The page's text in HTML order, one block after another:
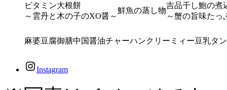
ビタミン大根餅
～雲丹と木の子のXO醤～
鮮魚の蒸し物
吉品干し鮑の煮
～蟹の旨味たっ
麻婆豆腐御膳中国醤油チャーハンクリーミィー豆乳タ
Instagram